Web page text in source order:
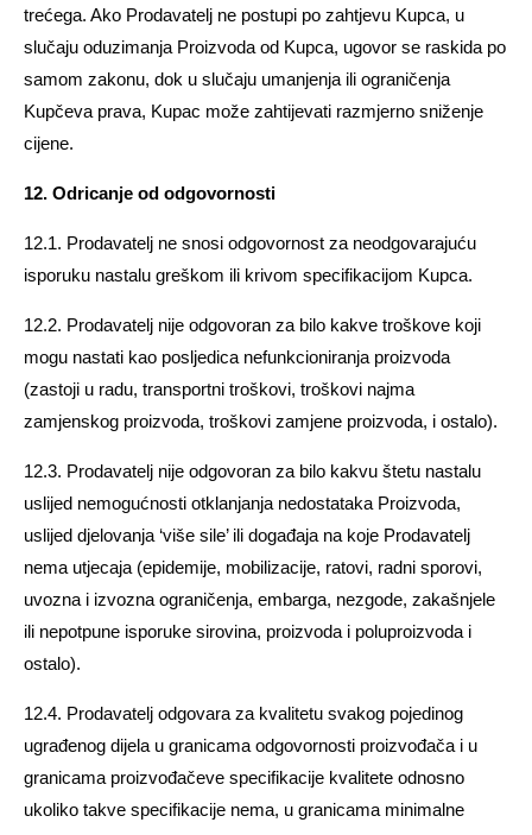
trećega. Ako Prodavatelj ne postupi po zahtjevu Kupca, u
slučaju oduzimanja Proizvoda od Kupca, ugovor se raskida po
samom zakonu, dok u slučaju umanjenja ili ograničenja
Kupčeva prava, Kupac može zahtijevati razmjerno sniženje
cijene.
12. Odricanje od odgovornosti
12.1. Prodavatelj ne snosi odgovornost za neodgovarajuću
isporuku nastalu greškom ili krivom specifikacijom Kupca.
12.2. Prodavatelj nije odgovoran za bilo kakve troškove koji
mogu nastati kao posljedica nefunkcioniranja proizvoda
(zastoji u radu, transportni troškovi, troškovi najma
zamjenskog proizvoda, troškovi zamjene proizvoda, i ostalo).
12.3. Prodavatelj nije odgovoran za bilo kakvu štetu nastalu
uslijed nemogućnosti otklanjanja nedostataka Proizvoda,
uslijed djelovanja ‘više sile’ ili događaja na koje Prodavatelj
nema utjecaja (epidemije, mobilizacije, ratovi, radni sporovi,
uvozna i izvozna ograničenja, embarga, nezgode, zakašnjele
ili nepotpune isporuke sirovina, proizvoda i poluproizvoda i
ostalo).
12.4. Prodavatelj odgovara za kvalitetu svakog pojedinog
ugrađenog dijela u granicama odgovornosti proizvođača i u
granicama proizvođačeve specifikacije kvalitete odnosno
ukoliko takve specifikacije nema, u granicama minimalne